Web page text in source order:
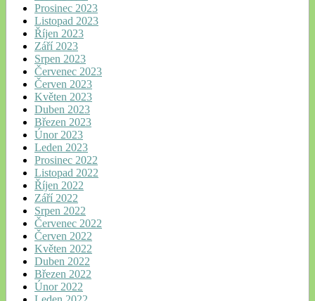
Prosinec 2023
Listopad 2023
Říjen 2023
Září 2023
Srpen 2023
Červenec 2023
Červen 2023
Květen 2023
Duben 2023
Březen 2023
Únor 2023
Leden 2023
Prosinec 2022
Listopad 2022
Říjen 2022
Září 2022
Srpen 2022
Červenec 2022
Červen 2022
Květen 2022
Duben 2022
Březen 2022
Únor 2022